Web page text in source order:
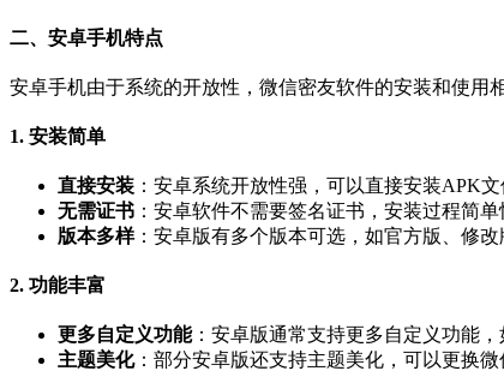
二、安卓手机特点
安卓手机由于系统的开放性，微信密友软件的安装和使用
1. 安装简单
直接安装 ：安卓系统开放性强，可以直接安装APK
无需证书 ：安卓软件不需要签名证书，安装过程简单
版本多样：安卓版有多个版本可选，如官方版、修
2. 功能丰富
更多自定义功能：安卓版通常支持更多自定义功能
主题美化：部分安卓版还支持主题美化，可以更换微